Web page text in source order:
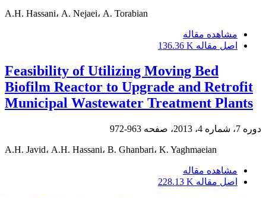
A.H. Hassani، A. Nejaei، A. Torabian
مشاهده مقاله
اصل مقاله 136.36 K
Feasibility of Utilizing Moving Bed
Biofilm Reactor to Upgrade and Retrofit
Municipal Wastewater Treatment Plants
دوره 7، شماره 4، 2013، صفحه 963-972
A.H. Javid، A.H. Hassani، B. Ghanbari، K. Yaghmaeian
مشاهده مقاله
اصل مقاله 228.13 K